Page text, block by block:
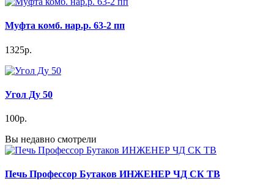
Муфта комб. нар.р. 63-2 пп
1325р.
Угол Ду 50
100р.
Вы недавно смотрели
Печь Профессор Бутаков ИНЖЕНЕР ЧД СК ТВ